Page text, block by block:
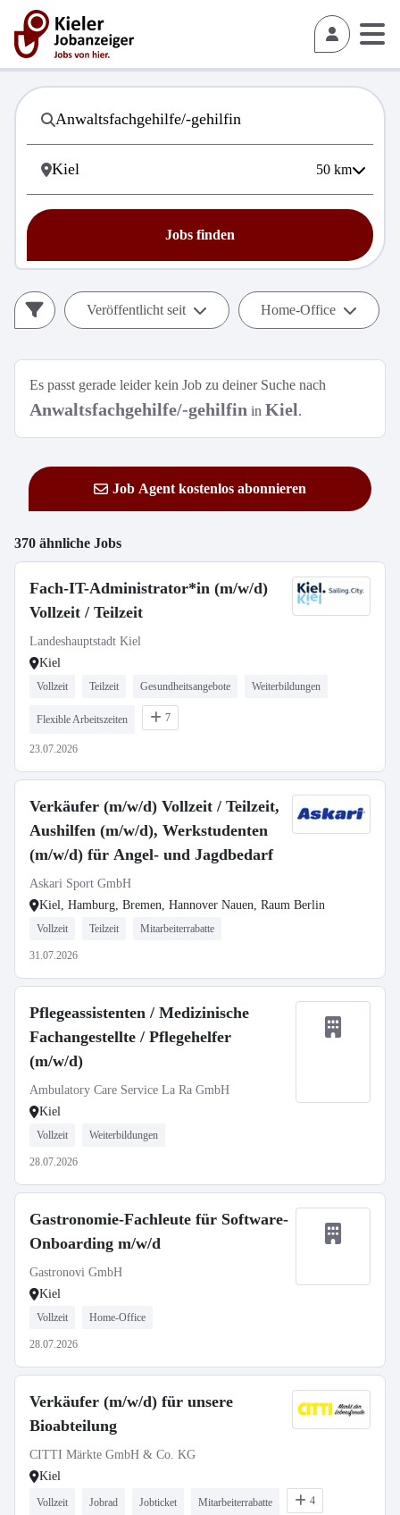
50 km
Jobs finden
Veröffentlicht seit Home-Office
Es passt gerade leider kein Job zu deiner Suche nach
Anwaltsfachgehilfe/-gehilfin in Kiel.
Job Agent kostenlos abonnieren
370 ähnliche Jobs
Fach-IT-Administrator*in (m/w/d)
Vollzeit / Teilzeit
Landeshauptstadt Kiel
Kiel
Vollzeit Teilzeit Gesundheitsangebote Weiterbildungen
Flexible Arbeitszeiten 7
23.07.2026
Verkäufer (m/w/d) Vollzeit / Teilzeit,
Aushilfen (m/w/d), Werkstudenten
(m/w/d) für Angel- und Jagdbedarf
Askari Sport GmbH
Kiel, Hamburg, Bremen, Hannover Nauen, Raum Berlin
Vollzeit Teilzeit Mitarbeiterrabatte
31.07.2026
Pflegeassistenten / Medizinische
Fachangestellte / Pflegehelfer
(m/w/d)
Ambulatory Care Service La Ra GmbH
Kiel
Vollzeit Weiterbildungen
28.07.2026
Gastronomie-Fachleute für Software-
Onboarding m/w/d
Gastronovi GmbH
Kiel
Vollzeit Home-Office
28.07.2026
Verkäufer (m/w/d) für unsere
Bioabteilung
CITTI Märkte GmbH & Co. KG
Kiel
Vollzeit Jobrad Jobticket Mitarbeiterrabatte 4